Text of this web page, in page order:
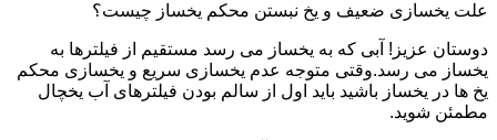
علت یخسازی ضعیف و یخ نبستن محکم یخساز چیست؟
دوستان عزیز! آبی که به یخساز می رسد مستقیم از فیلترها به
یخساز می رسد.وقتی متوجه عدم یخسازی سریع و یخسازی محکم
یخ ها در یخساز باشید باید اول از سالم بودن فیلترهای آب یخچال
مطمئن شوید.